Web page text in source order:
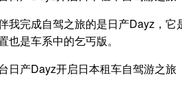
我完成自驾之旅的是日产Dayz，
是车系中的乞丐版。